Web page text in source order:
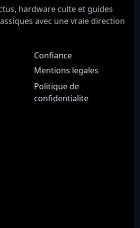
hardware culte et guides
avec une vraie direction
Confiance
Mentions legales
Politique de
confidentialite